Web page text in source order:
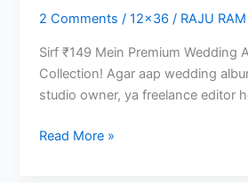
2 Comments /12x36 / RAJU RAM
Sirf ₹149 Mein Premium Wedding
Collection! Agar aap wedding
studio owner, ya freelance editor
12×36
Read More »